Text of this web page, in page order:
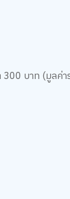
บาท (มูลค่า